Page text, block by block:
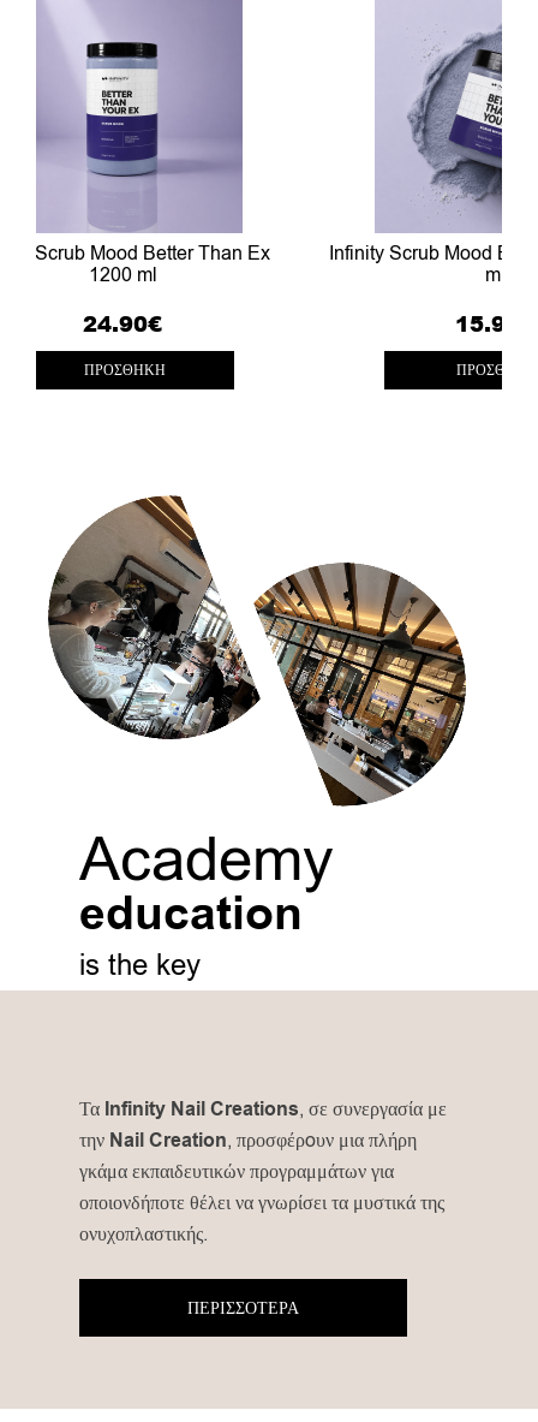
Scrub Mood Better Than Ex
1200 ml
24.90€
ΠΡΟΣΘΉΚΗ
Infinity Scrub Mood
ml
15.90
ΠΡΟΣΘΉΚΗ
Academy
education
is the key
Τα Infinity Nail Creations, σε συνεργασία με
την Nail Creation, προσφέρoυν μια πλήρη
γκάμα εκπαιδευτικών προγραμμάτων για
οποιονδήποτε θέλει να γνωρίσει τα μυστικά της
ονυχοπλαστικής.
ΠΕΡΙΣΣΟΤΕΡΑ